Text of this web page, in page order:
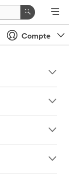
Compte